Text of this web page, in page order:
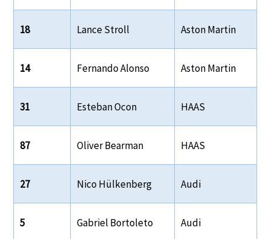
18 Lance Stroll Aston Martin
14 Fernando Alonso Aston Martin
31 Esteban Ocon HAAS
87 Oliver Bearman HAAS
27 Nico Hülkenberg Audi
5 Gabriel Bortoleto Audi